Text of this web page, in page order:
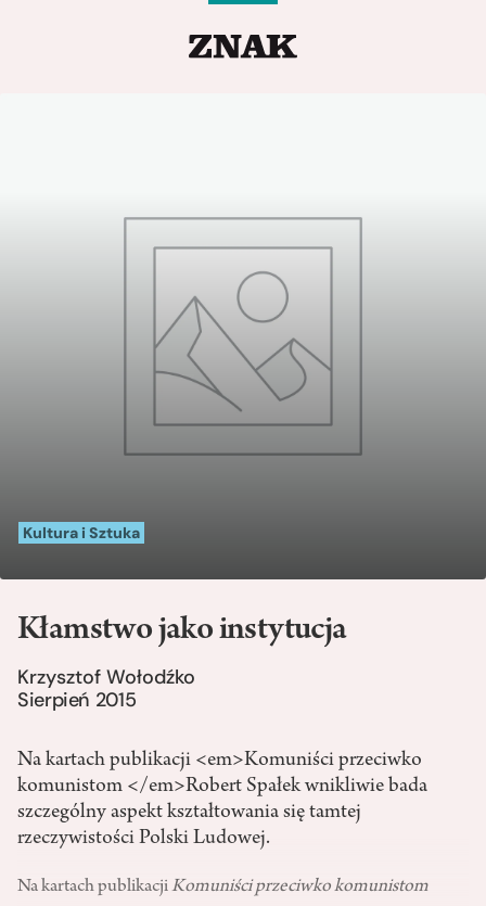
Kultura i Sztuka
Kłamstwo jako instytucja
Krzysztof Wołodźko
Sierpień 2015
Na kartach publikacji <em>Komuniści przeciwko
komunistom </em>Robert Spałek wnikliwie bada
szczególny aspekt kształtowania się tamtej
rzeczywistości Polski Ludowej.
Na kartach publikacjiKomuniści przeciwko komunistom